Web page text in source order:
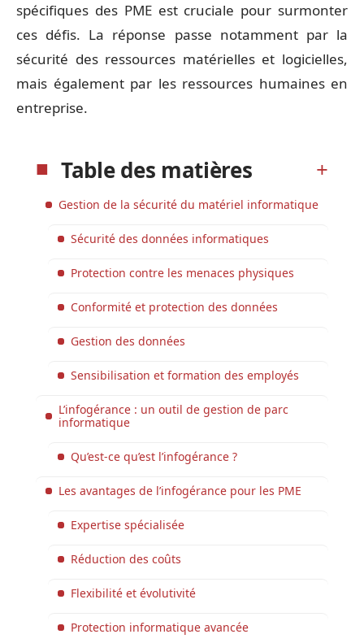
spécifiques des PME est cruciale pour surmonter
ces défis. La réponse passe notamment par la
sécurité des ressources matérielles et logicielles,
mais également par les ressources humaines en
entreprise.
Table des matières
Gestion de la sécurité du matériel informatique
Sécurité des données informatiques
Protection contre les menaces physiques
Conformité et protection des données
Gestion des données
​​Sensibilisation et formation des employés
L’infogérance : un outil de gestion de parc
informatique
Qu’est-ce qu’est l’infogérance ?
Les avantages de l’infogérance pour les PME
Expertise spécialisée
Réduction des coûts
Flexibilité et évolutivité
Protection informatique avancée